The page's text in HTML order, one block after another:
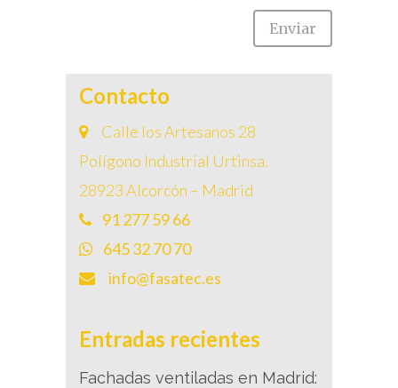
Contacto
Calle los Artesanos 28
Polígono Industrial Urtinsa.
28923 Alcorcón – Madrid
91 277 59 66
645 32 70 70
info@fasatec.es
Entradas recientes
Fachadas ventiladas en Madrid: